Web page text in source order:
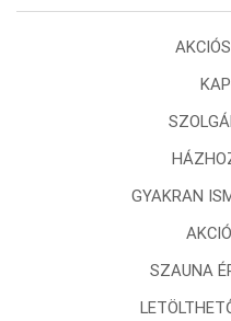
GYAKRAN
SZAUNA